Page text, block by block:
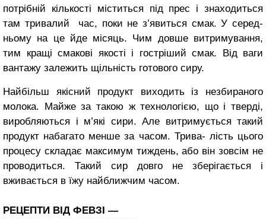
потрібній кількості міститься під прес і знаходиться
там тривалий час, поки не з’явиться смак. У серед­
ньому на це йде місяць. Чим довше витримування,
тим кращі смакові якості і гостріший смак. Від ваги
вантажу залежить щільність гото­вого сиру.
Найбільш якісний продукт вихо­дить із незбираного
молока. Май­же за такою ж технологією, що і тверді,
виробляються і м’які сири. Але витримується такий
продукт набагато менше за часом. Трива- лість цього
процесу складає максимум тиждень, або він зовсім не
проводиться. Такий сир довго не зберігається і
вживається в їжу най­ближчим часом.
РЕЦЕПТИ ВІД ФЕВЗІ —